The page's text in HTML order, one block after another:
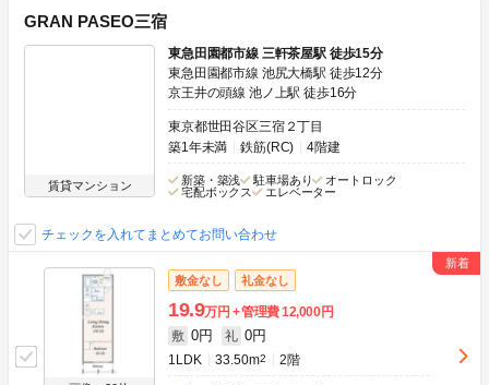
GRAN PASEO三宿
賃貸マンション
東急田園都市線 三軒茶屋駅 徒歩15分
東急田園都市線 池尻大橋駅 徒歩12分
京王井の頭線 池ノ上駅 徒歩16分
東京都世田谷区三宿２丁目
築1年未満
鉄筋(RC) 4階建
新築・築浅 駐車場あり
オートロック
宅配ボックス
エレベーター
チェックを入れてまとめてお問い合わせ
敷金なし 礼金なし
19.9万円 管理費12,000円
敷 0円 礼 0円
1LDK 33.50m2 2階